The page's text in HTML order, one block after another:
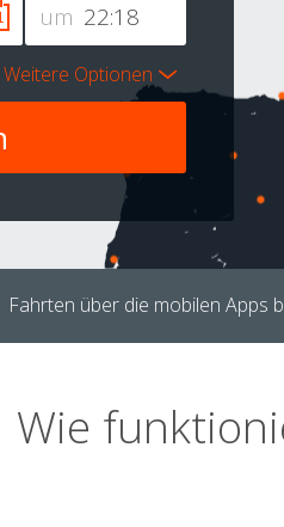
um
Weitere Optionen
Fahrten über die mobilen Apps
Wie